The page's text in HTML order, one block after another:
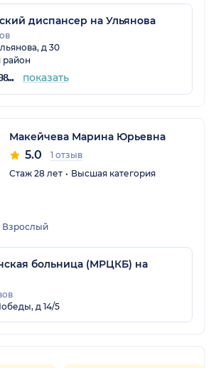
диспансер на Ульянова
д 30
район
+7 (834) 232-08-18 показать
Макейчева Марина Юрьевна
5.0
1 отзыв
Стаж 28 лет
Высшая категория
Взрослый
больница (МРЦКБ) на
д 14/5